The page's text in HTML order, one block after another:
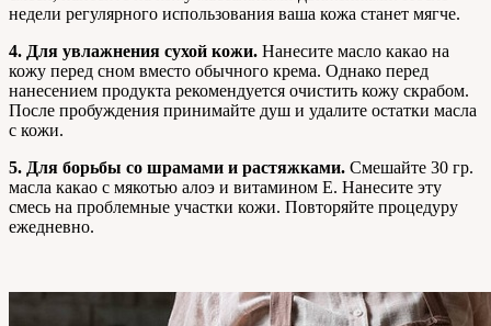
недели регулярного использования ваша кожа станет мягче.
4. Для увлажнения сухой кожи. Нанесите масло какао на
кожу перед сном вместо обычного крема. Однако перед
нанесением продукта рекомендуется очистить кожу скрабом.
После пробуждения принимайте душ и удалите остатки масла
с кожи.
5. Для борьбы со шрамами и растяжками. Смешайте 30 гр.
масла какао с мякотью алоэ и витамином Е. Нанесите эту
смесь на проблемные участки кожи. Повторяйте процедуру
ежедневно.